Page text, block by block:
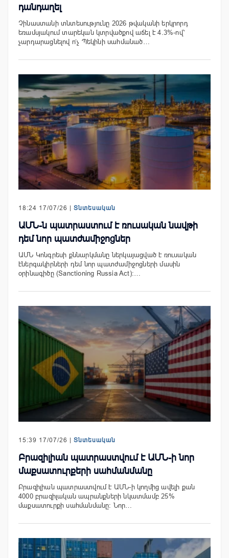
դանդաղել
Չինաստանի տնտեսությունը 2026 թվականի երկրորդ
եռամսյակում տարեկան կտրվածքով աճել է 4.3%-ով՝
չարդարացնելով ո՛չ Պեկինի սահմանած…
18:24 17/07/26 | Տնտեսական
ԱՄՆ-ն պատրաստում է ռուսական նավթի
դեմ նոր պատժամիջոցներ
ԱՄՆ Կոնգրեսի քննարկմանը ներկայացված է ռուսական
էներգակիրների դեմ նոր պատժամիջոցների մասին
օրինագիծը (Sanctioning Russia Act)։…
15:39 17/07/26 | Տնտեսական
Բրազիլիան պատրաստվում է ԱՄՆ-ի նոր
մաքսատուրքերի սահմանմանը
Բրազիլիան պատրաստվում է ԱՄՆ-ի կողմից ավելի քան
4000 բրազիլական ապրանքների նկատմամբ 25%
մաքսատուրքի սահմանմանը։ Նոր…